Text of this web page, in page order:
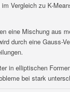
Vergleich zu K-
eine Mischung aus
durch eine Gauss-
in elliptischen
bei stark